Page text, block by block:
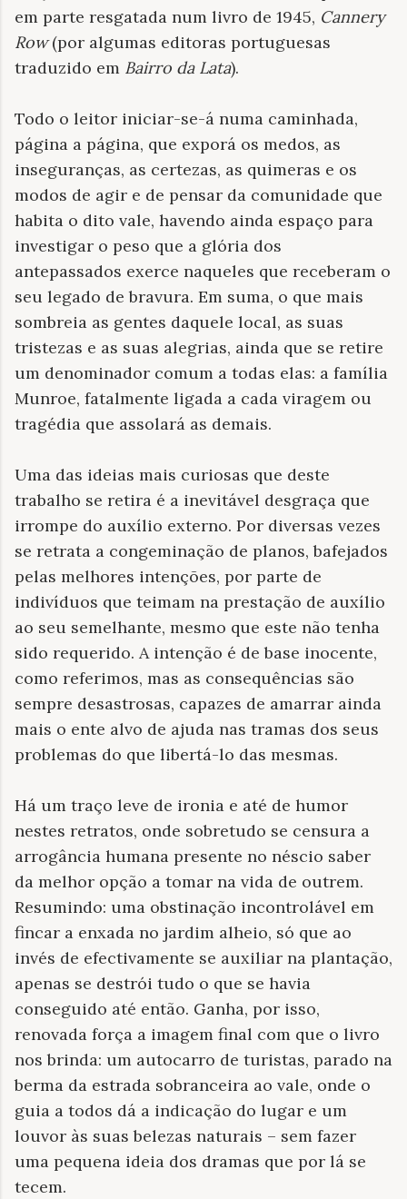
em parte resgatada num livro de 1945, Cannery
Row(por algumas editoras portuguesas
traduzido em Bairro da Lata).
Todo o leitor iniciar-se-á numa caminhada,
página a página, que exporá os medos, as
inseguranças, as certezas, as quimeras e os
modos de agir e de pensar da comunidade que
habita o dito vale, havendo ainda espaço para
investigar o peso que a glória dos
antepassados exerce naqueles que receberam o
seu legado de bravura. Em suma, o que mais
sombreia as gentes daquele local, as suas
tristezas e as suas alegrias, ainda que se retire
um denominador comum a todas elas: a família
Munroe, fatalmente ligada a cada viragem ou
tragédia que assolará as demais.
Uma das ideias mais curiosas que deste
trabalho se retira é a inevitável desgraça que
irrompe do auxílio externo. Por diversas vezes
se retrata a congeminação de planos, bafejados
pelas melhores intenções, por parte de
indivíduos que teimam na prestação de auxílio
ao seu semelhante, mesmo que este não tenha
sido requerido. A intenção é de base inocente,
como referimos, mas as consequências são
sempre desastrosas, capazes de amarrar ainda
mais o ente alvo de ajuda nas tramas dos seus
problemas do que libertá-lo das mesmas.
Há um traço leve de ironia e até de humor
nestes retratos, onde sobretudo se censura a
arrogância humana presente no néscio saber
da melhor opção a tomar na vida de outrem.
Resumindo: uma obstinação incontrolável em
fincar a enxada no jardim alheio, só que ao
invés de efectivamente se auxiliar na plantação,
apenas se destrói tudo o que se havia
conseguido até então. Ganha, por isso,
renovada força a imagem final com que o livro
nos brinda: um autocarro de turistas, parado na
berma da estrada sobranceira ao vale, onde o
guia a todos dá a indicação do lugar e um
louvor às suas belezas naturais – sem fazer
uma pequena ideia dos dramas que por lá se
tecem.